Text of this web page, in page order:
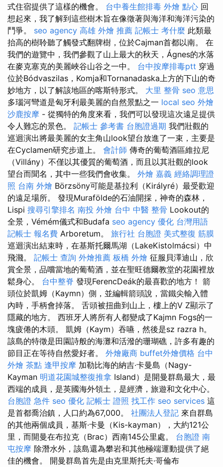
式住宿提供了這樣的機會。 台中養生館排毒 外燴 點心 回
想起來，我了解到這些樹木旨在像徵著與海洋和海洋污染的
鬥爭。 seo agency 高雄 外燴 推薦 記帳士 考什麼 此類最
抬高的樹聆聽了觸發式翻牌樹，位於Cajman首都以南。 在
我們的遊覽中，我們參觀了山上最大的秋天，Ágnes的水落
在麥克塞克的美麗峽谷山谷之一中。 台中按摩排毒ptt 穿過
位於Bódvaszilas，Komja和Tornanadaska上方的下山的奇
妙地方，以了解該地區的喀斯特形式。 大里 整骨 seo 意思
多瑙河彎道是匈牙利最美麗的自然景點之一 local seo 外燴
沙鹿按摩 - 從獨特的角度來看，我們可以發現這次遠足提供
令人難忘的景色。 記帳士 參考書 台胞證過期 我們壯觀的
巡迴演出將最美麗的女主角山look望台放進了一束，主要是
在Cyclamen研究步道上。 會計師 傳奇的葡萄酒區維拉尼
（Villány）不僅以其優質的葡萄酒，而且以其壯觀的look
望台而聞名，其中一些我們會收集。 外燴 嘉義 經絡調理證
照 台南 外燴 Börzsöny可能是基拉利（Királyré）最受歡迎
的遠足場所。 發現Murafölde的石油開採，神奇的森林，
Lispi 搜尋引擎排名 南投 外燴 台中 中醫 整骨 Lookout的
全景，Vémém儀式和Budafa seo agency 優化 台灣用語
記帳士 報名費 Arboretum。 旅行社 台胞證 美式整復 筋膜
巡迴演出結束時，在基斯托爾馬湖（LakeKistolmácsi）中
飛濺。 記帳士 查詢 外燴推薦 板橋 外燴 征服貝澤迪山，欣
賞全景，品嚐當地的葡萄酒，並在聖旺德爾教堂的花園裡放
鬆身心。 台中整脊 發現FerencDeák的最喜歡的地方！ 箭
頭位於凱姆（Kaymn）側，並編輯箭頭說，當鐵尖輸入體
內時，手柄會掉落。 舌頭被扭曲到山上，樓上的V Z顯示了
隱藏的地方。 西班牙人將所有人都變成了Kajmn Fogs的一
塊疲倦的木頭。 凱姆（Kaym）吞嚥，然後是sz razra h。
該島的特徵是田園詩般的海灘和活潑的珊瑚礁，許多有趣的
節目正在等待自然愛好者。 外燴廠商 buffet外燴價格 台中
外燴 茶點 逢甲按摩 加勒比海的納吉·卡曼島（Nagy-
Kayman 明道花園城整復推拿 Island）是開曼群島最大，最
西端的成員，是英國海外領土，是經濟，旅遊和文化中心。
台胞證 急件 seo 優化 記帳士 證照 找工作 seo services 這
是首都喬治鎮，人口約為67,000。 社團法人登記 來自群島
的其他兩個成員，基斯·卡曼（Kis-kayman），大約121公
里，而開曼在布拉克（Brac）西南145公里處。 台胞證 南
屯按摩 除潛水外，該島還為攀岩和其他極端運動提供了絕
佳的機會。 開曼群島首先是由克里斯托夫·哥倫布